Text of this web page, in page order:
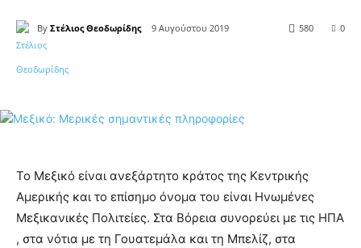
By Στέλιος Θεοδωρίδης 9 Αυγούστου 2019 0
580
Το Μεξικό είναι ανεξάρτητο κράτος της Κεντρικής
Αμερικής και το επίσημο όνομα του είναι Ηνωμένες
Μεξικανικές Πολιτείες. Στα Βόρεια συνορεύει με τις ΗΠΑ
, στα νότια με τη Γουατεμάλα και τη Μπελίζ, στα